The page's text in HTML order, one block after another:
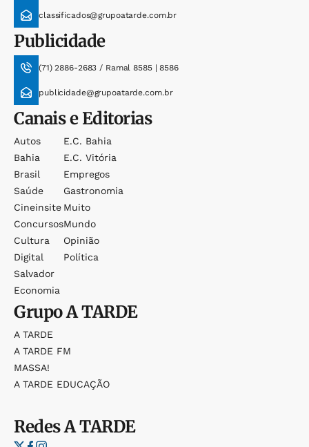
classificados@grupoatarde.com.br
Publicidade
(71) 2886-2683 / Ramal 8585 | 8586
publicidade@grupoatarde.com.br
Canais e Editorias
Autos
Bahia
Brasil
Saúde
Cineinsite
Concursos
Cultura
Digital
Salvador
Economia
E.c. Bahia
E.c. Vitória
Empregos
Gastronomia
Muito
Mundo
Opinião
Política
GrupoA TARDE
A TARDE
A TARDE FM
MASSA!
A TARDE EDUCAÇÃO
RedesA TARDE